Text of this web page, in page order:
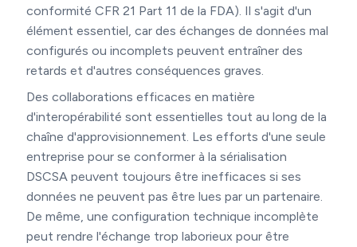
conformité CFR 21 Part 11 de la FDA). Il s'agit d'un
élément essentiel, car des échanges de données mal
configurés ou incomplets peuvent entraîner des
retards et d'autres conséquences graves.
Des collaborations efficaces en matière
d'interopérabilité sont essentielles tout au long de la
chaîne d'approvisionnement. Les efforts d'une seule
entreprise pour se conformer à la sérialisation
DSCSA peuvent toujours être inefficaces si ses
données ne peuvent pas être lues par un partenaire.
De même, une configuration technique incomplète
peut rendre l'échange trop laborieux pour être